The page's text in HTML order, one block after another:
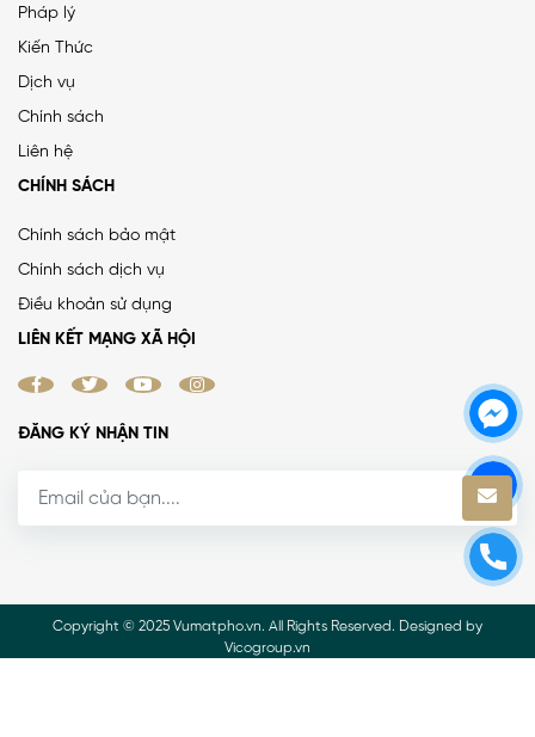
Pháp lý
Kiến Thức
Dịch vụ
Chính sách
Liên hệ
CHÍNH SÁCH
Chính sách bảo mật
Chính sách dịch vụ
Điều khoản sử dụng
LIÊN KẾT MẠNG XÃ HỘI
ĐĂNG KÝ NHẬN TIN
Copyright © 2025 Vumatpho.vn. All Rights Reserved. Designed by
Vicogroup.vn